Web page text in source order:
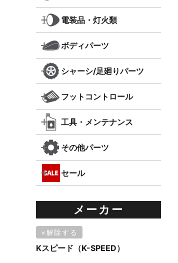
電装品・灯火類
ボディパーツ
シャーシ/足廻りパーツ
フットコントロール
工具・メンテナンス
その他パーツ
セール
メーカー
解除する
Kスピード（K-SPEED）